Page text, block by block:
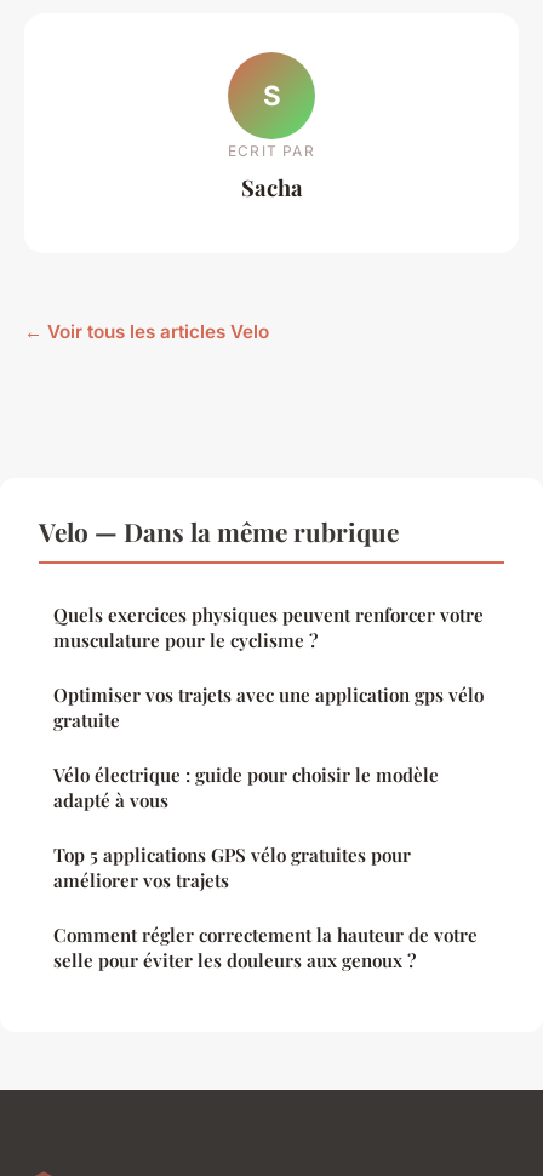
S
ECRIT PAR
Sacha
← Voir tous les articles Velo
Velo — Dans la même rubrique
Quels exercices physiques peuvent renforcer votre
musculature pour le cyclisme ?
Optimiser vos trajets avec une application gps vélo
gratuite
Vélo électrique : guide pour choisir le modèle
adapté à vous
Top 5 applications GPS vélo gratuites pour
améliorer vos trajets
Comment régler correctement la hauteur de votre
selle pour éviter les douleurs aux genoux ?